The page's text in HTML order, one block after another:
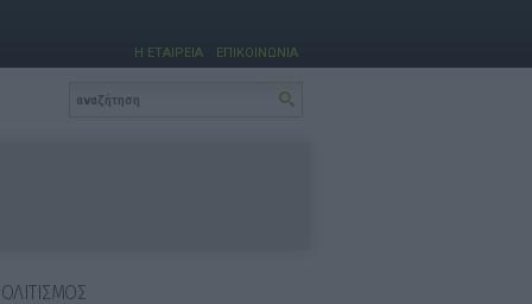
Η ΕΤΑΙΡΕΙΑ ΕΠΙΚΟΙΝΩΝΙΑ